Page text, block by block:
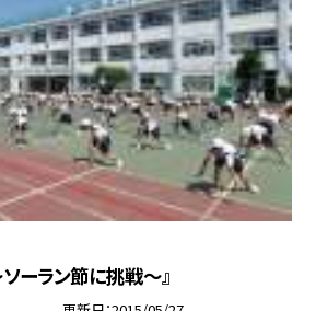
ーラン節に挑戦〜』